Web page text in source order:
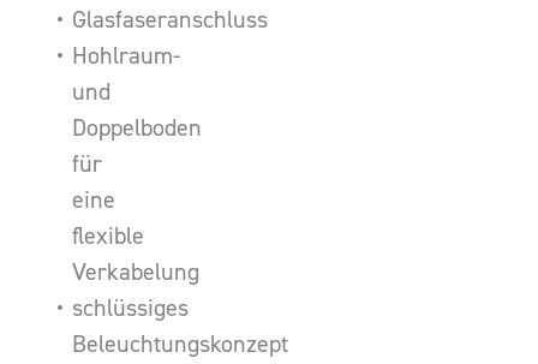
Glasfaseranschluss
Hohlraum-
und
Doppelboden
für
eine
flexible
Verkabelung
schlüssiges
Beleuchtungskonzept